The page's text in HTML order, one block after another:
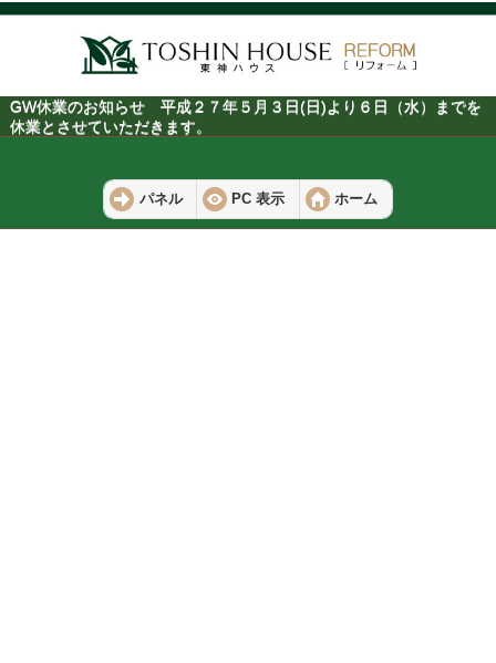
GW休業のお知らせ 平成２７年５月３日(日)より６日（水）までを
休業とさせていただきます。
パネル PC 表示 ホーム